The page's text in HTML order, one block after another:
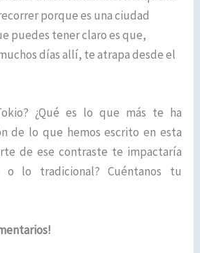
porque es una ciudad
puedes tener claro es que,
días allí, te atrapa desde el
¿Qué es lo que más te ha
de lo que hemos escrito en esta
de ese contraste te impactaría
o lo tradicional? Cuéntanos tu